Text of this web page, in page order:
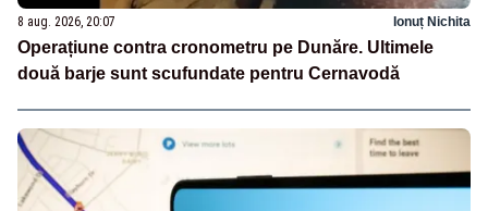
8 aug. 2026, 20:07 Ionuț Nichita
Operațiune contra cronometru pe Dunăre. Ultimele
două barje sunt scufundate pentru Cernavodă